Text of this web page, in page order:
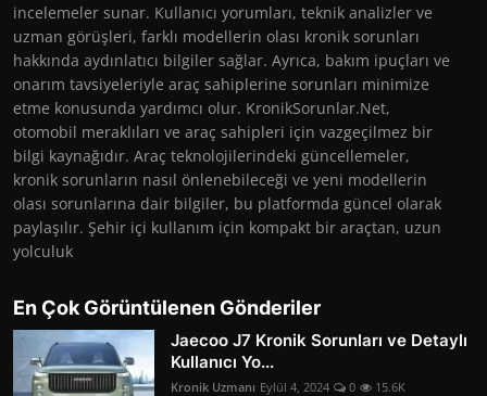
incelemeler sunar. Kullanıcı yorumları, teknik analizler ve
uzman görüşleri, farklı modellerin olası kronik sorunları
hakkında aydınlatıcı bilgiler sağlar. Ayrıca, bakım ipuçları ve
onarım tavsiyeleriyle araç sahiplerine sorunları minimize
etme konusunda yardımcı olur. KronikSorunlar.Net,
otomobil meraklıları ve araç sahipleri için vazgeçilmez bir
bilgi kaynağıdır. Araç teknolojilerindeki güncellemeler,
kronik sorunların nasıl önlenebileceği ve yeni modellerin
olası sorunlarına dair bilgiler, bu platformda güncel olarak
paylaşılır. Şehir içi kullanım için kompakt bir araçtan, uzun
yolculuk
En Çok Görüntülenen Gönderiler
Jaecoo J7 Kronik Sorunları ve Detaylı
Kullanıcı Yo...
Kronik Uzmanı Eylül 4, 2024 0 15.6K